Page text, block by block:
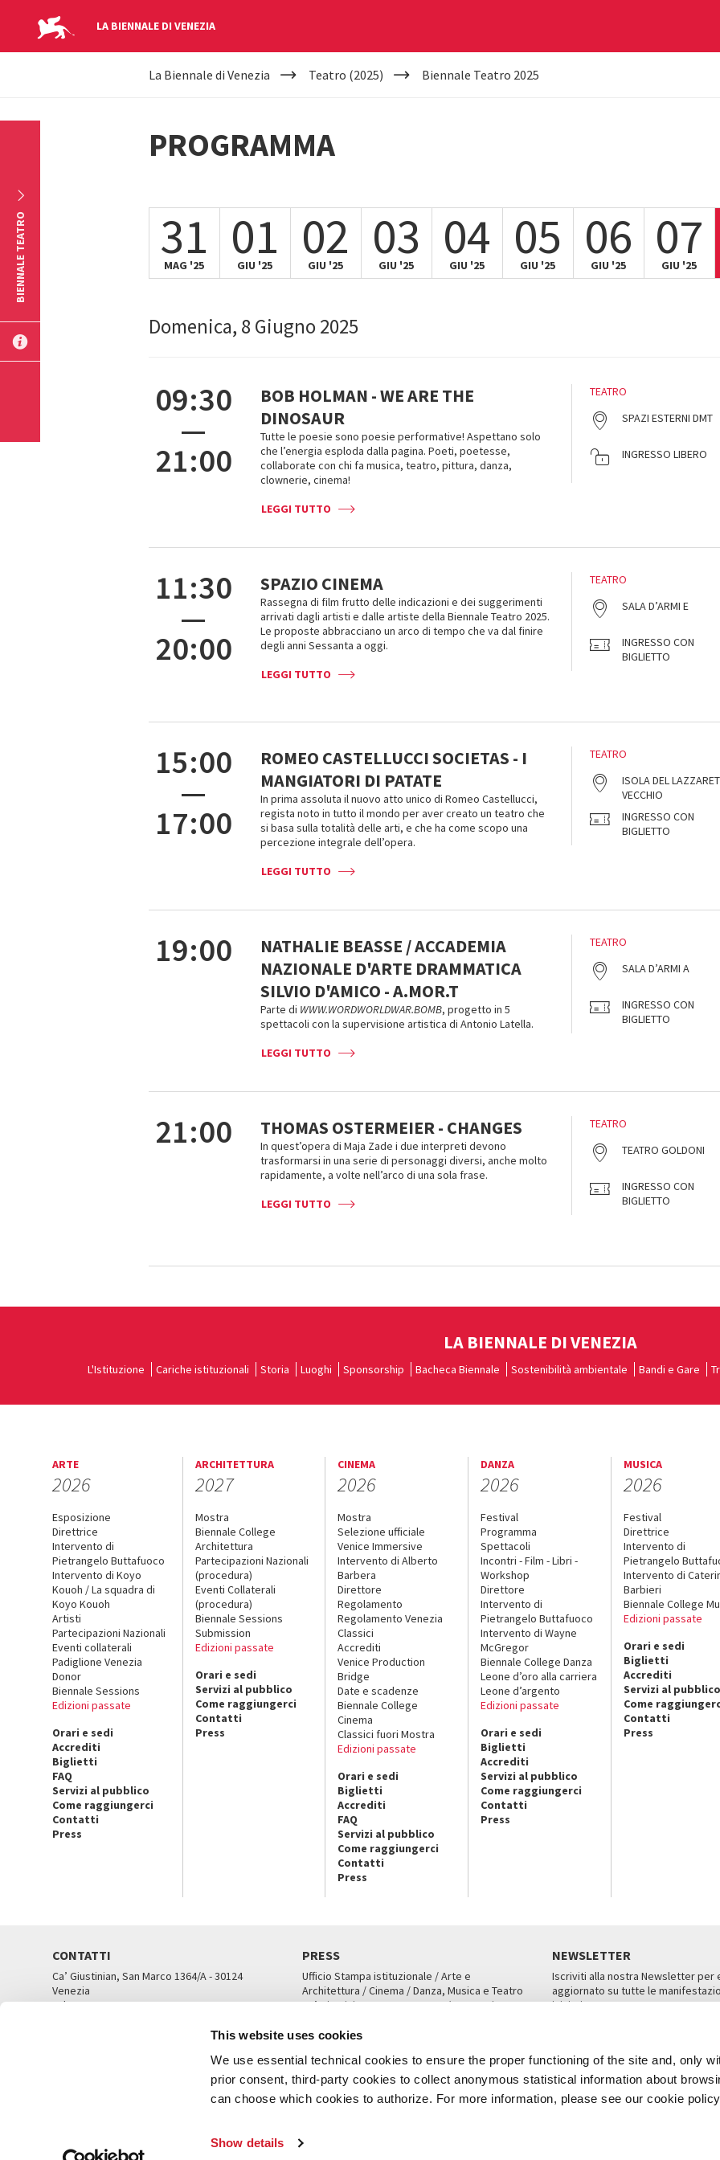
This website uses cookies
We use essential technical cookies to ensure the proper functioning of the site and, only
prior consent, third-party cookies to collect anonymous statistical information about
can choose which cookies to authorize. For more information, please see our cookie
Show details
LA BIENNALE DI VENEZIA
YOUR
HERE
La Biennale di Venezia Teatro (2025) Biennale Teatro 2025
PROGRAMMA
31
MAG '25 01
GIU '25 02
GIU '25 03
GIU '25 04
GIU '25 05
GIU '25 06
GIU '25 07
GIU '25
Domenica, 8 Giugno 2025
INVIA
09:30
—
21:00
BOB HOLMAN - WE ARE THE
DINOSAUR
Tutte le poesie sono poesie performative! Aspettano solo
che l’energia esploda dalla pagina. Poeti, poetesse,
collaborate con chi fa musica, teatro, pittura, danza,
clownerie, cinema!
LEGGI TUTTO
TEATRO
SPAZI ESTERNI DMT
INGRESSO LIBERO
11:30
—
20:00
SPAZIO CINEMA
Rassegna di film frutto delle indicazioni e dei suggerimenti
arrivati dagli artisti e dalle artiste della Biennale Teatro 2025.
Le proposte abbracciano un arco di tempo che va dal finire
degli anni Sessanta a oggi.
LEGGI TUTTO
TEATRO
SALA D’ARMI E
INGRESSO CON
BIGLIETTO
15:00
—
17:00
ROMEO CASTELLUCCI SOCIETAS - I
MANGIATORI DI PATATE
In prima assoluta il nuovo atto unico di Romeo Castellucci,
regista noto in tutto il mondo per aver creato un teatro che
si basa sulla totalità delle arti, e che ha come scopo una
percezione integrale dell’opera.
LEGGI TUTTO
TEATRO
ISOLA DEL
VECCHIO
INGRESSO CON
BIGLIETTO
19:00
NATHALIE BEASSE / ACCADEMIA
NAZIONALE D'ARTE DRAMMATICA
SILVIO D'AMICO - A.MOR.T
Parte di WWW.WORDWORLDWAR.BOMB, progetto in 5
spettacoli con la supervisione artistica di Antonio Latella.
LEGGI TUTTO
TEATRO
SALA D’ARMI A
INGRESSO CON
BIGLIETTO
21:00 THOMAS OSTERMEIER - CHANGES
In quest’opera di Maja Zade i due interpreti devono
trasformarsi in una serie di personaggi diversi, anche molto
rapidamente, a volte nell’arco di una sola frase.
LEGGI TUTTO
TEATRO
TEATRO GOLDONI
INGRESSO CON
BIGLIETTO
BIENNALE TEATRO
LA BIENNALE DI VENEZIA
L'Istituzione Cariche istituzionali Storia Luoghi Sponsorship Bacheca Biennale Sostenibilità ambientale Bandi e Gare
ARTE
2026
Esposizione
Direttrice
Intervento di
Pietrangelo Buttafuoco
Intervento di Koyo
Kouoh / La squadra di
Koyo Kouoh
Artisti
Partecipazioni Nazionali
Eventi collaterali
Padiglione Venezia
Donor
Biennale Sessions
Edizioni passate
Orari e sedi
Accrediti
Biglietti
FAQ
Servizi al pubblico
Come raggiungerci
Contatti
Press
ARCHITETTURA
2027
Mostra
Biennale College
Architettura
Partecipazioni Nazionali
(procedura)
Eventi Collaterali
(procedura)
Biennale Sessions
Submission
Edizioni passate
Orari e sedi
Servizi al pubblico
Come raggiungerci
Contatti
Press
CINEMA
2026
Mostra
Selezione ufficiale
Venice Immersive
Intervento di Alberto
Barbera
Direttore
Regolamento
Regolamento Venezia
Classici
Accrediti
Venice Production
Bridge
Date e scadenze
Biennale College
Cinema
Classici fuori Mostra
Edizioni passate
Orari e sedi
Biglietti
Accrediti
FAQ
Servizi al pubblico
Come raggiungerci
Contatti
Press
DANZA
2026
Festival
Programma
Spettacoli
Incontri - Film - Libri -
Workshop
Direttore
Intervento di
Pietrangelo Buttafuoco
Intervento di Wayne
McGregor
Biennale College Danza
Leone d’oro alla carriera
Leone d’argento
Edizioni passate
Orari e sedi
Biglietti
Accrediti
Servizi al pubblico
Come raggiungerci
Contatti
Press
MUSICA
2026
Festival
Direttrice
Intervento di
Pietrangelo
Intervento di
Barbieri
Biennale College
Edizioni passate
Orari e sedi
Biglietti
Accrediti
Servizi al pubblico
Come
Contatti
Press
CONTATTI
Ca’ Giustinian, San Marco 1364/A - 30124
Venezia
Tel. 041 5218711
PRESS
Ufficio Stampa istituzionale / Arte e
Architettura / Cinema / Danza, Musica e Teatro
Ca’ Giustinian, San Marco 1364/A, Venezia
UFFICI STAMPA
NEWSLETTER
Iscriviti alla nostra Newsletter per
aggiornato su tutte le
iniziative.